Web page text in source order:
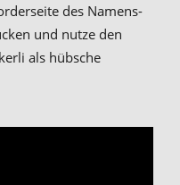
des Namens-
und nutze den
als hübsche